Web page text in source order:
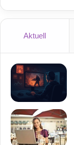
Aktuell